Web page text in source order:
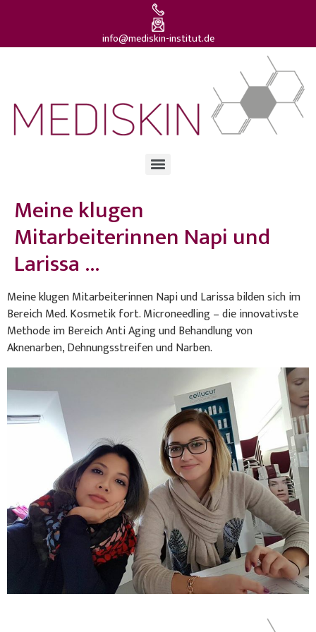
info@mediskin-institut.de
Meine klugen
Mitarbeiterinnen Napi und
Larissa …
Meine klugen Mitarbeiterinnen Napi und Larissa bilden sich im
Bereich Med. Kosmetik fort. Microneedling – die innovativste
Methode im Bereich Anti Aging und Behandlung von
Aknenarben, Dehnungsstreifen und Narben.